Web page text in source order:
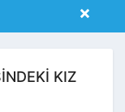
×
KIZ